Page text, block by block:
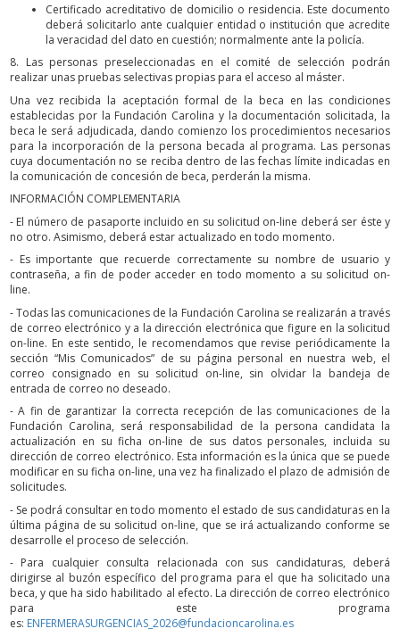
Certificado acreditativo de domicilio o residencia. Este documento
deberá solicitarlo ante cualquier entidad o institución que acredite
la veracidad del dato en cuestión; normalmente ante la policía.
8. Las personas preseleccionadas en el comité de selección podrán
realizar unas pruebas selectivas propias para el acceso al máster.
Una vez recibida la aceptación formal de la beca en las condiciones
establecidas por la Fundación Carolina y la documentación solicitada, la
beca le será adjudicada, dando comienzo los procedimientos necesarios
para la incorporación de la persona becada al programa. Las personas
cuya documentación no se reciba dentro de las fechas límite indicadas en
la comunicación de concesión de beca, perderán la misma.
INFORMACIÓN COMPLEMENTARIA
- El número de pasaporte incluido en su solicitud on-line deberá ser éste y
no otro. Asimismo, deberá estar actualizado en todo momento.
- Es importante que recuerde correctamente su nombre de usuario y
contraseña, a fin de poder acceder en todo momento a su solicitud on-
line.
- Todas las comunicaciones de la Fundación Carolina se realizarán a través
de correo electrónico y a la dirección electrónica que figure en la solicitud
on-line. En este sentido, le recomendamos que revise periódicamente la
sección “Mis Comunicados” de su página personal en nuestra web, el
correo consignado en su solicitud on-line, sin olvidar la bandeja de
entrada de correo no deseado.
- A fin de garantizar la correcta recepción de las comunicaciones de la
Fundación Carolina, será responsabilidad de la persona candidata la
actualización en su ficha on-line de sus datos personales, incluida su
dirección de correo electrónico. Esta información es la única que se puede
modificar en su ficha on-line, una vez ha finalizado el plazo de admisión de
solicitudes.
- Se podrá consultar en todo momento el estado de sus candidaturas en la
última página de su solicitud on-line, que se irá actualizando conforme se
desarrolle el proceso de selección.
- Para cualquier consulta relacionada con sus candidaturas, deberá
dirigirse al buzón específico del programa para el que ha solicitado una
beca, y que ha sido habilitado al efecto. La dirección de correo electrónico
para este programa
es: ENFERMERASURGENCIAS_2026@fundacioncarolina.es